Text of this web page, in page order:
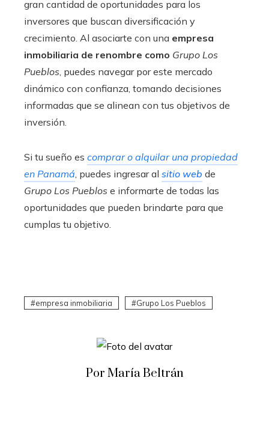
gran cantidad de oportunidades para los
inversores que buscan diversificación y
crecimiento. Al asociarte con una empresa
inmobiliaria de renombre como Grupo Los
Pueblos , puedes navegar por este mercado
dinámico con confianza, tomando decisiones
informadas que se alinean con tus objetivos de
inversión.
Si tu sueño es comprar o alquilar una propiedad
en Panamá , puedes ingresar al sitio web de
Grupo Los Pueblos e informarte de todas las
oportunidades que pueden brindarte para que
cumplas tu objetivo.
empresa inmobiliaria Grupo Los Pueblos
Por María Beltrán